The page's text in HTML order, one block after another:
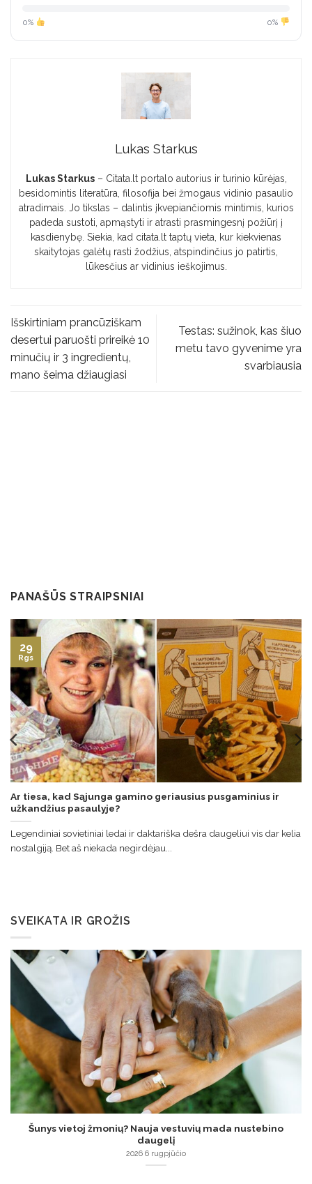
0% 0%
Lukas Starkus
Lukas Starkus– Citata.lt portalo autorius ir turinio kūrėjas,
besidomintis literatūra, filosofija bei žmogaus vidinio pasaulio
atradimais. Jo tikslas – dalintis įkvepiančiomis mintimis, kurios
padeda sustoti, apmąstyti ir atrasti prasmingesnį požiūrį į
kasdienybę. Siekia, kad citata.lt taptų vieta, kur kiekvienas
skaitytojas galėtų rasti žodžius, atspindinčius jo patirtis,
lūkesčius ar vidinius ieškojimus.
Išskirtiniam prancūziškam
desertui paruošti prireikė 10
minučių ir 3 ingredientų,
mano šeima džiaugiasi
Testas: sužinok, kas šiuo
metu tavo gyvenime yra
svarbiausia
PANAŠŪS STRAIPSNIAI
Ar tiesa, kad Sąjunga gamino geriausius pusgaminius ir
užkandžius pasaulyje?
Legendiniai sovietiniai ledai ir daktariška dešra daugeliui vis dar kelia
nostalgiją. Bet aš niekada negirdėjau...
29
Rgs
SVEIKATA IR GROŽIS
Šunys vietoj žmonių? Nauja vestuvių mada nustebino
daugelį
2026 6 rugpjūčio